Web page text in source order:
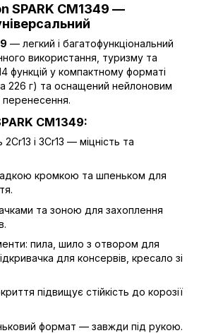
SPARK CM1349 —
— легкий і багатофункціональний
використання, туризму та
функцій у компактному форматі
226 г) та оснащений нейлоновим
CM1349:
і 3Cr13 — міцність та
кромкою та шпеньком для
та зоною для захоплення
пила, шило з отвором для
для консервів, кресало зі
підвищує стійкість до корозії
формат — завжди під рукою.